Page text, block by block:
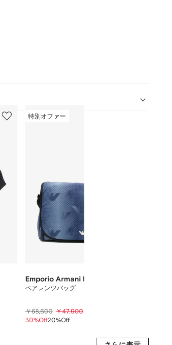
5
特別オファー
Emporio Armani Kids
ペアレンツバッグ
￥68,600 ￥47,900
30%Off20%Off